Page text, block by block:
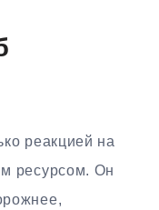
реакцией на
ресурсом. Он